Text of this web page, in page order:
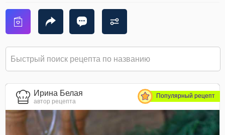
Ирина Белая
автор рецепта
Популярный рецепт